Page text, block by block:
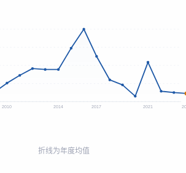
2010 2014 2017 2021
折线为年度均值